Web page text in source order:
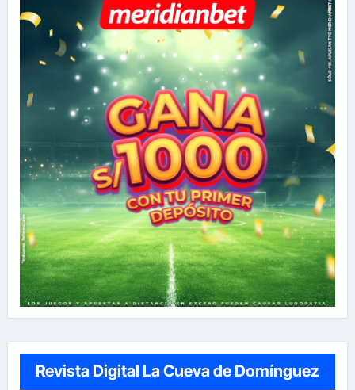
:
Revista Digital La Cueva de Domínguez